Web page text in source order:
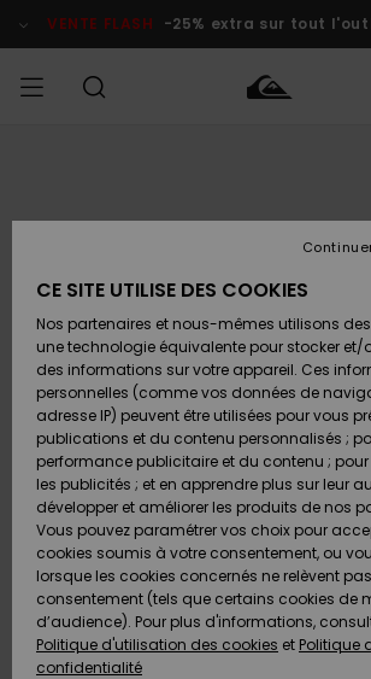
l'information
le
VENTE FLASH -25% extra sur tout
Accessoires
Chaussures
& Tongs
Surf
Snow
Nouveautés
Accessoires
Chaussures
& Tongs
Surf
Snow
Nouveautés
FEMME
Nouveautés
A
Découvrir
Snow
SURF
Enfant
Highlights
Communauté
SNOW
Snow
Shop
Enfant
Snow
Shop
Femme
A
Découvrir
Communauté
VENTE
FLASH
Enfant
Outlet
Femme
Préférences
Langue Et
Région
Nederlands
Retours
Paiement
Carte
Cadeau
Quiksilver
Freedom
Protection
des données
CE SITE UTILISE DES COOKIES
Nos partenaires et nous-mêmes utilisons
une technologie équivalente pour stocker
des informations sur votre appareil. Ces
personnelles (comme vos données de
adresse IP) peuvent être utilisées pour vous
publications et du contenu personnalisés ;
performance publicitaire et du contenu ;
les publicités ; et en apprendre plus sur leur
développer et améliorer les produits de nos
Vous pouvez paramétrer vos choix pour
cookies soumis à votre consentement, ou
lorsque les cookies concernés ne relèvent
consentement (tels que certains cookies de
d’audience). Pour plus d'informations,
Politique d'utilisation des cookies et Politique
confidentialité